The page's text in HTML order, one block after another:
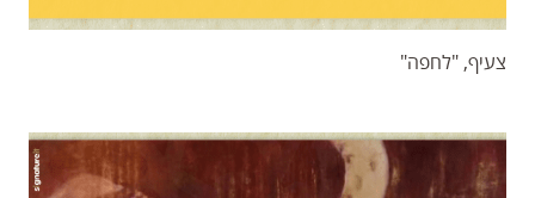
צעיף, "לחפה"